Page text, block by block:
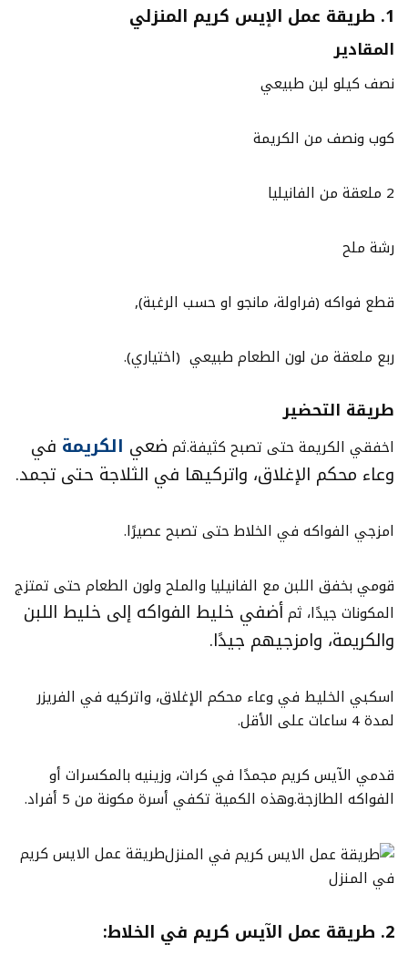
1. طريقة عمل الإيس كريم المنزلي
المقادير
نصف كيلو لبن طبيعي
كوب ونصف من الكريمة
2 ملعقة من الفانيليا
رشة ملح
قطع فواكه (فراولة، مانجو او حسب الرغبة),
ربع ملعقة من لون الطعام طبيعي (اختياري).
طريقة التحضير
اخفقي الكريمة حتى تصبح كثيفة.ثم ضعي الكريمة في
وعاء محكم الإغلاق، واتركيها في الثلاجة حتى تجمد.
امزجي الفواكه في الخلاط حتى تصبح عصيرًا.
قومي بخفق اللبن مع الفانيليا والملح ولون الطعام حتى تمتزج
المكونات جيدًا، ثمأضفي خليط الفواكه إلى خليط اللبن
والكريمة، وامزجيهم جيدًا.
اسكبي الخليط في وعاء محكم الإغلاق، واتركيه في الفريزر
لمدة 4 ساعات على الأقل.
قدمي الآيس كريم مجمدًا في كرات، وزينيه بالمكسرات أو
الفواكه الطازجة.وهذه الكمية تكفي أسرة مكونة من 5 أفراد.
طريقة عمل الايس كريم
في المنزل
2. طريقة عمل الآيس كريم في الخلاط: